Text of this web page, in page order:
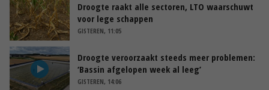
Droogte raakt alle sectoren, LTO waarschuwt
voor lege schappen
GISTEREN, 11:05
Droogte veroorzaakt steeds meer problemen:
‘Bassin afgelopen week al leeg’
GISTEREN, 14:06